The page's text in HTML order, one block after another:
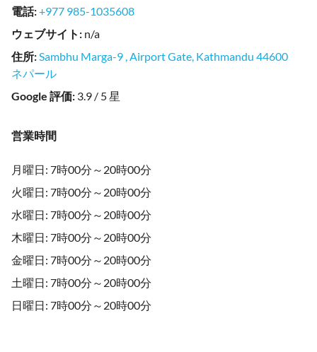
電話:+977 985-1035608
ウェブサイト : n/a
住所:Sambhu Marga-9 , Airport Gate, Kathmandu 44600
ネパール
Google 評価: 3.9 / 5 星
営業時間
月曜日: 7時00分～20時00分
火曜日: 7時00分～20時00分
水曜日: 7時00分～20時00分
木曜日: 7時00分～20時00分
金曜日: 7時00分～20時00分
土曜日: 7時00分～20時00分
日曜日: 7時00分～20時00分